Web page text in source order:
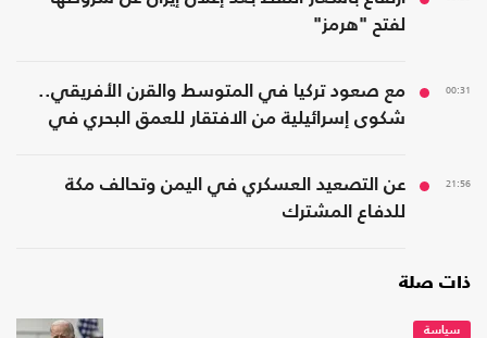
لفتح "هرمز"
00:31
مع صعود تركيا في المتوسط والقرن الأفريقي..
شكوى إسرائيلية من الافتقار للعمق البحري في
21:56
عن التصعيد العسكري في اليمن وتحالف مكة
للدفاع المشترك
ذات صلة
سياسة